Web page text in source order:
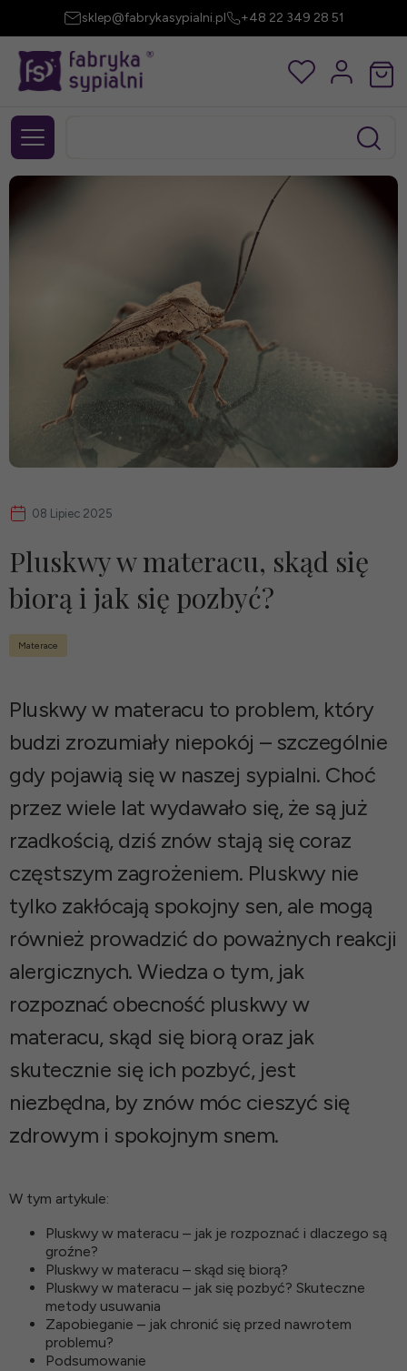
sklep@fabrykasypialni.pl +48 22 349 28 51
08 Lipiec 2025
Pluskwy w materacu, skąd się
biorą i jak się pozbyć?
Materace
Pluskwy w materacu to problem, który
budzi zrozumiały niepokój – szczególnie
gdy pojawią się w naszej sypialni. Choć
przez wiele lat wydawało się, że są już
rzadkością, dziś znów stają się coraz
częstszym zagrożeniem. Pluskwy nie
tylko zakłócają spokojny sen, ale mogą
również prowadzić do poważnych reakcji
alergicznych. Wiedza o tym, jak
rozpoznać obecność pluskwy w
materacu, skąd się biorą oraz jak
skutecznie się ich pozbyć, jest
niezbędna, by znów móc cieszyć się
zdrowym i spokojnym snem.
W tym artykule:
Pluskwy w materacu – jak je rozpoznać i dlaczego są
groźne?
Pluskwy w materacu – skąd się biorą?
Pluskwy w materacu – jak się pozbyć? Skuteczne
metody usuwania
Zapobieganie – jak chronić się przed nawrotem
problemu?
Podsumowanie